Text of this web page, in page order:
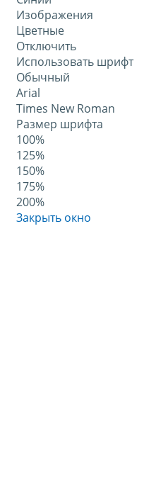
Изображения
Цветные
Отключить
Использовать шрифт
Обычный
Arial
Times New Roman
Размер шрифта
100%
125%
150%
175%
200%
Закрыть окно